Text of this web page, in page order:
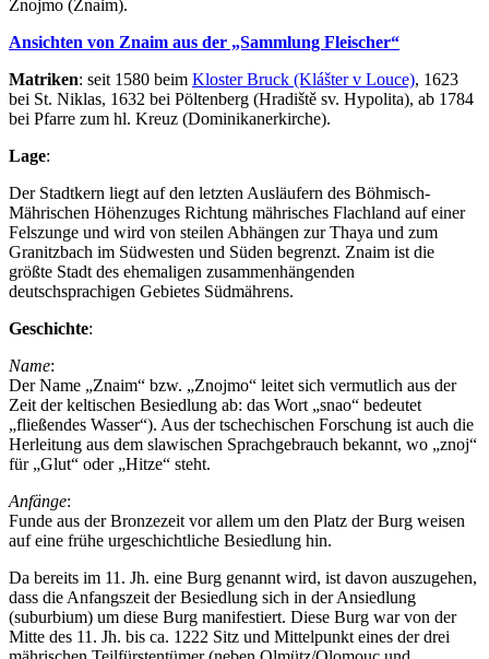
Znojmo (Znaim).
Ansichten von Znaim aus der „Sammlung Fleischer“
Matriken: seit 1580 beim Kloster Bruck (Klášter v Louce), 1623
bei St. Niklas, 1632 bei Pöltenberg (Hradiště sv. Hypolita), ab 1784
bei Pfarre zum hl. Kreuz (Dominikanerkirche).
Lage:
Der Stadtkern liegt auf den letzten Ausläufern des Böhmisch-
Mährischen Höhenzuges Richtung mährisches Flachland auf einer
Felszunge und wird von steilen Abhängen zur Thaya und zum
Granitzbach im Südwesten und Süden begrenzt. Znaim ist die
größte Stadt des ehemaligen zusammenhängenden
deutschsprachigen Gebietes Südmährens.
Geschichte:
Name:
Der Name „Znaim“ bzw. „Znojmo“ leitet sich vermutlich aus der
Zeit der keltischen Besiedlung ab: das Wort „snao“ bedeutet
„fließendes Wasser“). Aus der tschechischen Forschung ist auch die
Herleitung aus dem slawischen Sprachgebrauch bekannt, wo „znoj“
für „Glut“ oder „Hitze“ steht.
Anfänge:
Funde aus der Bronzezeit vor allem um den Platz der Burg weisen
auf eine frühe urgeschichtliche Besiedlung hin.
Da bereits im 11. Jh. eine Burg genannt wird, ist davon auszugehen,
dass die Anfangszeit der Besiedlung sich in der Ansiedlung
(suburbium) um diese Burg manifestiert. Diese Burg war von der
Mitte des 11. Jh. bis ca. 1222 Sitz und Mittelpunkt eines der drei